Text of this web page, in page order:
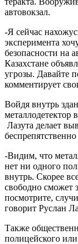
автовокзал.
-Я сейчас
эксперимента
безопасности на
Казахстане
угрозы. Давайте
комментирует
Войдя внутрь
металлодетектор
Лазута делает
-Видим, что
нет ни одного
внутрь. Скорее
свободно сможет
посмотрите,
говорит Руслан
Также
полицейского